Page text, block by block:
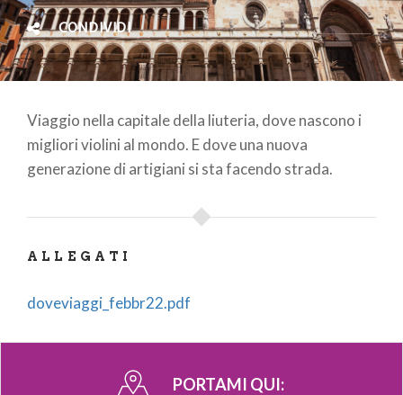
CONDIVIDI
Viaggio nella capitale della liuteria, dove nascono i
migliori violini al mondo. E dove una nuova
generazione di artigiani si sta facendo strada.
ALLEGATI
doveviaggi_febbr22.pdf
PORTAMI QUI: